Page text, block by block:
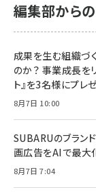
編集部から
成果を生む組織づ
のか？ 事業成長を
ト』を3名様にプレ
8月7日 10:00
SUBARUのブラン
画広告をAIで最大
8月7日 7:04